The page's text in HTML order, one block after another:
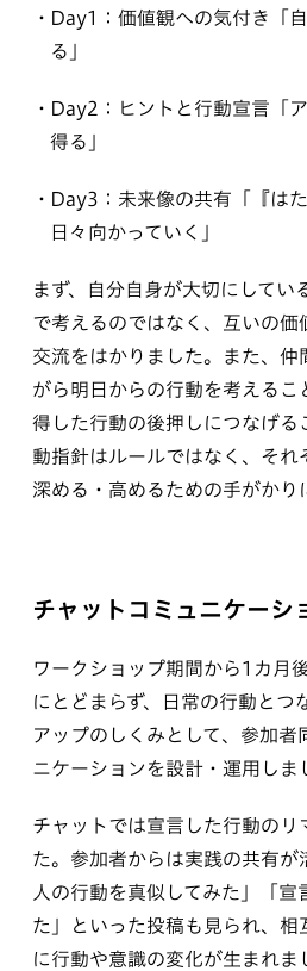
Day1：価値観への気付き「
る」
Day2：ヒントと行動宣言「
得る」
Day3：未来像の共有「『は
日々向かっていく」
まず、自分自身が大切にしてい
で考えるのではなく、互いの価
交流をはかりました。また、仲
がら明日からの行動を考えるこ
得した行動の後押しにつなげる
動指針はルールではなく、それ
深める・高めるための手がかり
チャットコミュニケーシ
ワークショップ期間から1カ月
にとどまらず、日常の行動とつ
アップのしくみとして、参加者
ニケーションを設計・運用しま
チャットでは宣言した行動のリ
た。参加者からは実践の共有が
人の行動を真似してみた」「宣
た」といった投稿も見られ、相
に行動や意識の変化が生まれま